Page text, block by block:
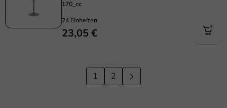
170_cc
24 Einheiten
23,05 €
1 2